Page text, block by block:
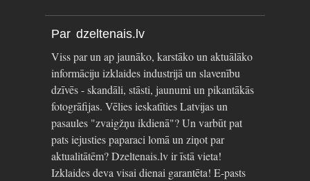
Par dzeltenais.lv
Viss par un ap jaunāko, karstāko un aktuālāko
informāciju izklaides industrijā un slavenību
dzīvēs - skandāli, stāsti, jaunumi un pikantākās
fotogrāfijas. Vēlies ieskatīties Latvijas un
pasaules "zvaigžņu ikdienā"? Un varbūt pat
pats iejusties paparaci lomā un ziņot par
aktualitātēm? Dzeltenais.lv ir īstā vieta!
Izklaides deva visai dienai garantēta! E-pasts